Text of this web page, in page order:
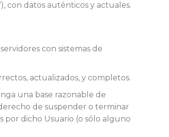
con datos auténticos y actuales.
con sistemas de
actualizados, y completos.
una base razonable de
de suspender o terminar
por dicho Usuario (o sólo alguno